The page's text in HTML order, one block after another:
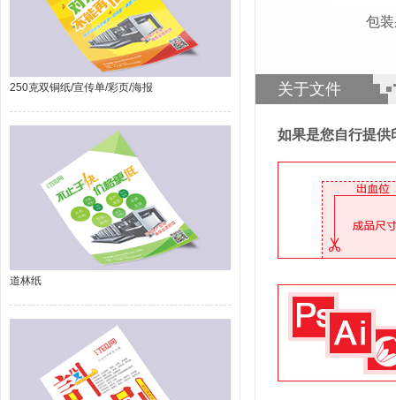
250克双铜纸/宣传单/彩页/海报
道林纸
包
关于文件
如果是您自行提供